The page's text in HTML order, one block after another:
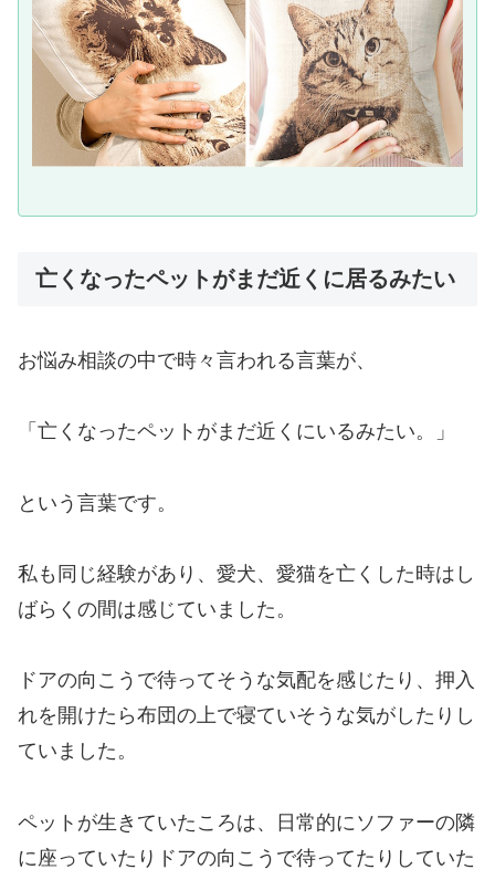
亡くなったペットがまだ近くに居るみたい
お悩み相談の中で時々言われる言葉が、
「亡くなったペットがまだ近くにいるみたい。」
という言葉です。
私も同じ経験があり、愛犬、愛猫を亡くした時はし
ばらくの間は感じていました。
ドアの向こうで待ってそうな気配を感じたり、押入
れを開けたら布団の上で寝ていそうな気がしたりし
ていました。
ペットが生きていたころは、日常的にソファーの隣
に座っていたりドアの向こうで待ってたりしていた